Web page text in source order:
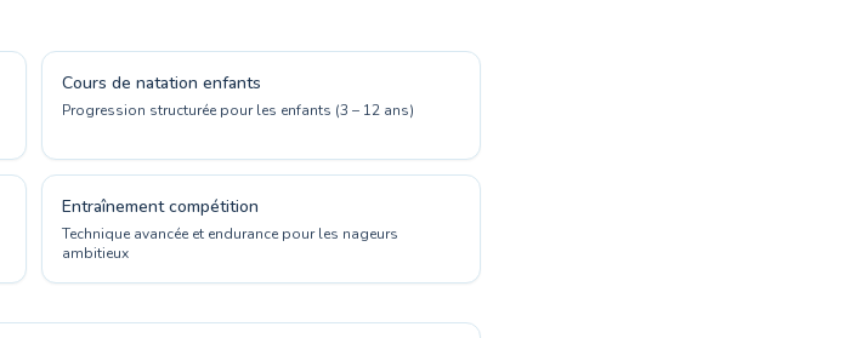
Cours de natation enfants
Progression structurée pour les enfants (3 – 12 ans)
Entraînement compétition
Technique avancée et endurance pour les nageurs
ambitieux